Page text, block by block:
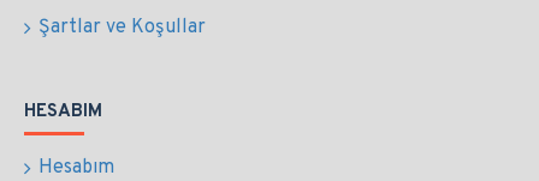
Şartlar ve Koşullar
HESABIM
Hesabım